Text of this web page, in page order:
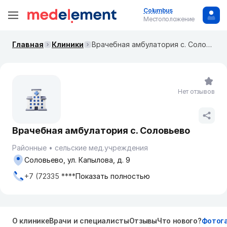
Columbus
Местоположение
Главная Клиники Врачебная амбулатория с. Соловьево
Врачебная амбулатория с. Соловьево
Районные
сельские мед.учреждения
Соловьево, ул. Капылова, д. 9
+7 (72335 ****Показать полностью
Нет отзывов
О клиникеВрачи и специалистыОтзывыЧто нового?